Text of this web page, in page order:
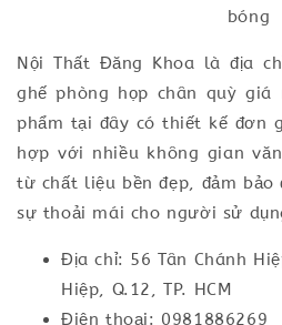
bóng
Nội Thất Đăng Khoa là địa
ghế phòng họp chân quỳ giá
phẩm tại đây có thiết kế đơn
hợp với nhiều không gian
từ chất liệu bền đẹp, đảm bảo
sự thoải mái cho người sử
Địa chỉ: 56 Tân Chánh
Hiệp, Q.12, TP. HCM
Điện thoại: 0981886269